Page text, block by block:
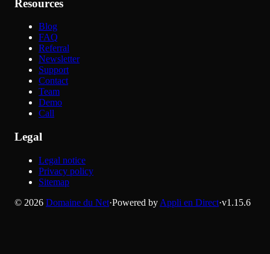
Resources
Blog
FAQ
Referral
Newsletter
Support
Contact
Team
Demo
Call
Legal
Legal notice
Privacy policy
Sitemap
© 2026 Domaine du Net·Powered by Appli en Direct·v1.15.6